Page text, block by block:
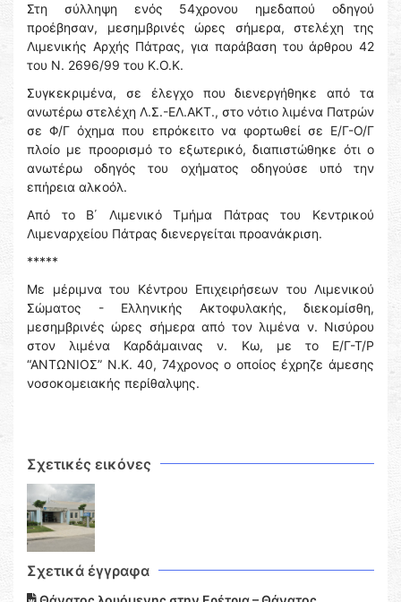
Στη σύλληψη ενός 54χρονου ημεδαπού οδηγού
προέβησαν, μεσημβρινές ώρες σήμερα, στελέχη της
Λιμενικής Αρχής Πάτρας, για παράβαση του άρθρου 42
του Ν. 2696/99 του Κ.Ο.Κ.
Συγκεκριμένα, σε έλεγχο που διενεργήθηκε από τα
ανωτέρω στελέχη Λ.Σ.-ΕΛ.ΑΚΤ., στο νότιο λιμένα Πατρών
σε Φ/Γ όχημα που επρόκειτο να φορτωθεί σε Ε/Γ-Ο/Γ
πλοίο με προορισμό το εξωτερικό, διαπιστώθηκε ότι ο
ανωτέρω οδηγός του οχήματος οδηγούσε υπό την
επήρεια αλκοόλ.
Από το Β΄ Λιμενικό Τμήμα Πάτρας του Κεντρικού
Λιμεναρχείου Πάτρας διενεργείται προανάκριση.
*****
Με μέριμνα του Κέντρου Επιχειρήσεων του Λιμενικού
Σώματος - Ελληνικής Ακτοφυλακής, διεκομίσθη,
μεσημβρινές ώρες σήμερα από τον λιμένα ν. Νισύρου
στον λιμένα Καρδάμαινας ν. Κω, με το Ε/Γ-Τ/Ρ
“ΑΝΤΩΝΙΟΣ” Ν.Κ. 40, 74χρονος ο οποίος έχρηζε άμεσης
νοσοκομειακής περίθαλψης.
Σχετικές εικόνες
Σχετικά έγγραφα